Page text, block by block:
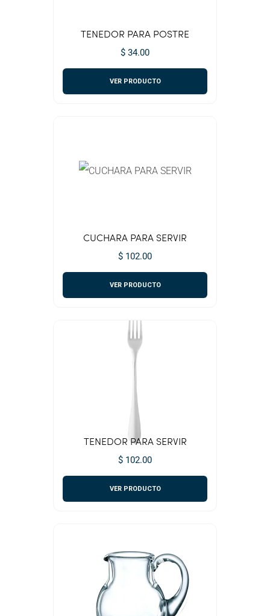
TENEDOR PARA POSTRE
$ 34.00
VER PRODUCTO
CUCHARA PARA SERVIR
$ 102.00
VER PRODUCTO
TENEDOR PARA SERVIR
$ 102.00
VER PRODUCTO